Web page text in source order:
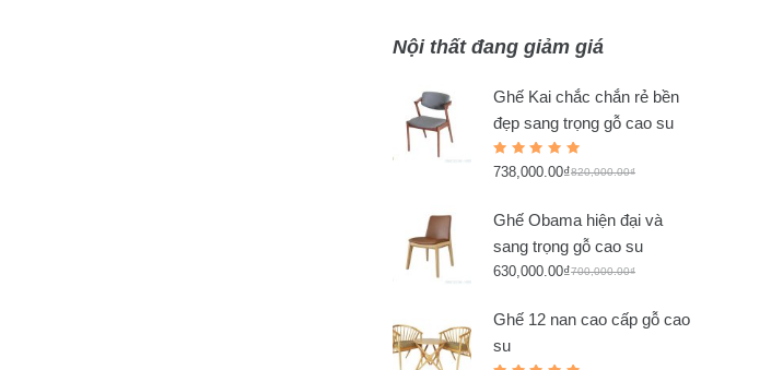
Nội thất đang giảm giá
Ghế Kai chắc chắn rẻ bền
đẹp sang trọng gỗ cao su
5.00out820,000.00₫
738,000.00₫
Ghế Obama hiện đại và
sang trọng gỗ cao su
700,000.00₫
630,000.00₫
Ghế 12 nan cao cấp gỗ cao
su